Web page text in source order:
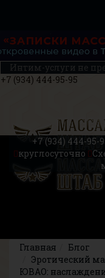
Интим-услуги не
+7 (934) 444-95-95
+7 (934) 444-95-
круглосуточно
Главная
Блог
Эротический
ЮВАО: